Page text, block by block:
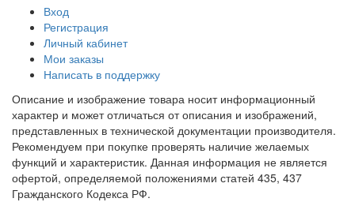
Вход
Регистрация
Личный кабинет
Мои заказы
Написать в поддержку
Описание и изображение товара носит информационный
характер и может отличаться от описания и изображений,
представленных в технической документации производителя.
Рекомендуем при покупке проверять наличие желаемых
функций и характеристик. Данная информация не является
офертой, определяемой положениями статей 435, 437
Гражданского Кодекса РФ.